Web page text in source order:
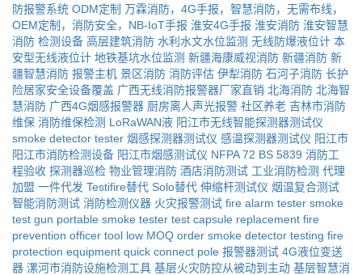
防报警系统 ODM定制 万霖消防，4G手报，智慧消防，无需布线，
OEM定制，消防安全，NB-IoT手报 淮安4G手报 淮安消防 淮安智慧
消防 检测设备 高层建筑消防 水利水文水位监测 无线防爆液位计 本
安型无线液位计 地铁基坑水位监测 新疆海康威视消防 新疆消防 新
疆智慧消防 报警主机 景区消防 消防评估 伊犁消防 石河子消防 长护
险居家安全设备覆盖 广西无线消防报警器厂家直销 北海消防 北海智
慧消防 广西4G烟感报警器 厨房离人声光报警 社区养老 吉林市消防
维保 消防维保检测 LoRaWAN液 阳江市无线智能探测器测试仪
smoke detector tester 烟感探测器测试仪 感温探测器测试仪 阳江市
阳江市消防检测设备 阳江市烟感测试仪 NFPA 72 BS 5839 消防工
程验收 探测器巡检 物业管理消防 酒店消防测试 工业消防检测 代理
加盟 一件代发 Testifire替代 Solo替代 伸缩杆测试仪 烟温复合测试
智能消防测试 消防检测仪器 火灾报警测试 fire alarm tester smoke
test gun portable smoke tester test capsule replacement fire
prevention officer tool low MOQ order smoke detector testing fire
protection equipment quick connect pole 报警器测试 4G液位变送
器 漯河市消防设施检测工具 基层火灾防控从被动到主动 基层智慧消